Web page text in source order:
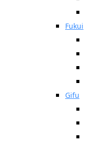
Fukui
Gifu